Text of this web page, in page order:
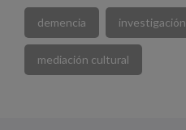
demencia investigación
mediación cultural